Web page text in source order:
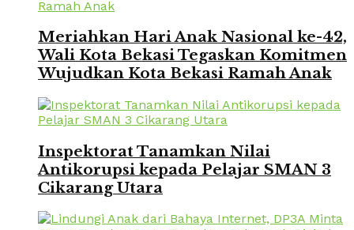
Meriahkan Hari Anak Nasional ke-42,
Wali Kota Bekasi Tegaskan Komitmen
Wujudkan Kota Bekasi Ramah Anak
Inspektorat Tanamkan Nilai
Antikorupsi kepada Pelajar SMAN 3
Cikarang Utara